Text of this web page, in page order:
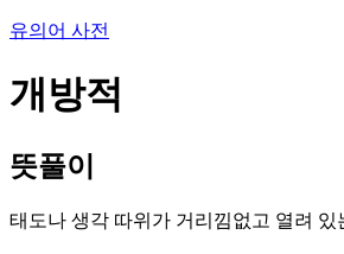
유의어 사전
개방적
뜻풀이
태도나 생각 따위가 거리낌없고 열려 있